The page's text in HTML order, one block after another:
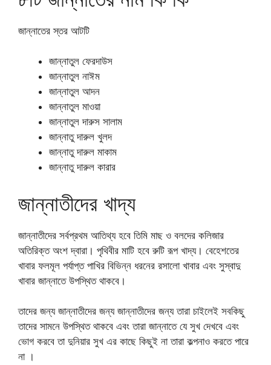
জান্নাতের স্তর আটটি
জান্নাতুল ফেরদাউস
জান্নাতুল নাঈম
জান্নাতুল আদন
জান্নাতুল মাওয়া
জান্নাতুল দারুস সালাম
জান্নাতু দারুল খুলদ
জান্নাতু দারুল মাকাম
জান্নাতু দারুল কারার
জান্নাতীদের খাদ্য
জান্নাতীদের সর্বপ্রথম আতিথ্য হবে তিমি মাছ ও বলদের কলিজার
অতিরিক্ত অংশ দ্বারা। পৃথিবীর মাটি হবে রুটি রূপ খাদ্য। বেহেশতের
খাবার ফলমূল পর্যাপ্ত পাখির বিভিন্ন ধরনের রসালো খাবার এবং সুস্বাদু
খাবার জান্নাতে উপস্থিত থাকবে।
তাদের জন্য জান্নাতীদের জন্য জান্নাতীদের জন্য তারা চাইলেই সবকিছু
তাদের সামনে উপস্থিত থাকবে এবং তারা জান্নাতে যে সুখ দেখবে এবং
ভোগ করবে তা দুনিয়ার সুখ এর কাছে কিছুই না তারা কল্পনাও করতে পারে
না ।